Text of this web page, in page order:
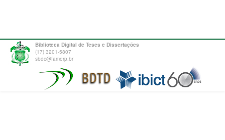
Biblioteca Digital de Teses e Dissertações
(17) 3201-5807
sbdc@famerp.br